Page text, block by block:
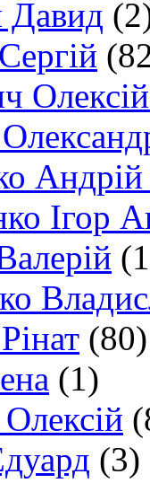
Давид
Андрій
Ігор
(80)
(1)
(3)